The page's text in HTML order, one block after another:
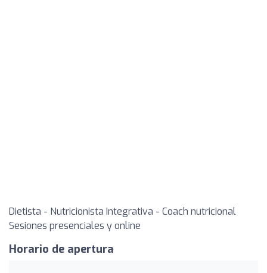
Dietista - Nutricionista Integrativa - Coach nutricional
Sesiones presenciales y online
Horario de apertura